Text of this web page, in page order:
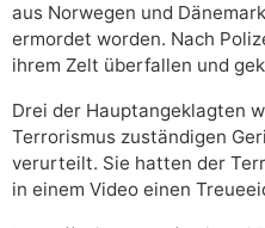
aus Norwegen und
ermordet worden. Nach
ihrem Zelt überfallen und
Drei der Hauptangeklagten
Terrorismus zuständigen
verurteilt. Sie hatten der
in einem Video einen